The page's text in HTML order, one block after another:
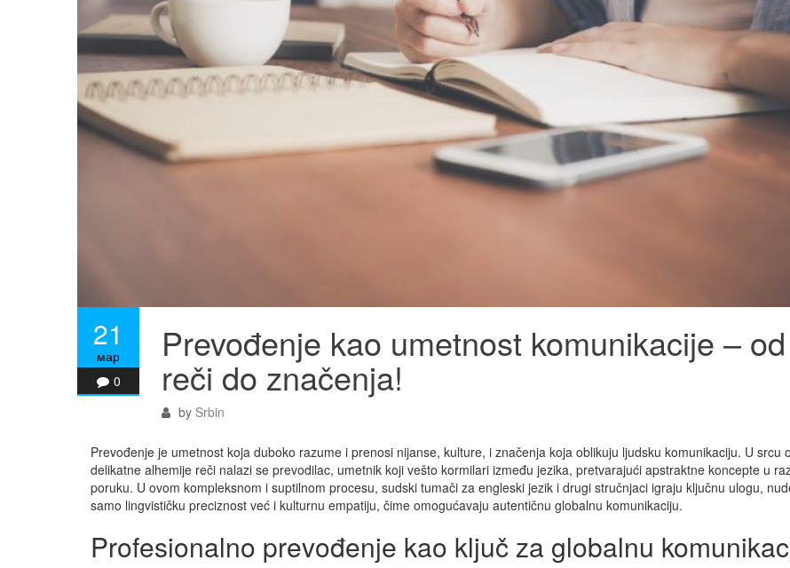
21
мар
0
Prevođenje kao umetnost komunikacije – od
reči do značenja!
by Srbin
Prevođenje je umetnost koja duboko razume i prenosi nijanse, kulture, i značenja koja oblikuju ljudsku komunikaciju. U srcu
delikatne alhemije reči nalazi se prevodilac, umetnik koji vešto kormilari između jezika, pretvarajući apstraktne koncepte u
poruku. U ovom kompleksnom i suptilnom procesu, sudski tumači za engleski jezik i drugi stručnjaci igraju ključnu ulogu,
samo lingvističku preciznost već i kulturnu empatiju, čime omogućavaju autentičnu globalnu komunikaciju.
Profesionalno prevođenje kao ključ za globalnu